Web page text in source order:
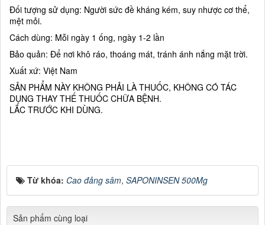
Đối tượng sử dụng: Người sức đề kháng kém, suy nhược cơ thể,
mệt mỏi.
Cách dùng: Mỗi ngày 1 ống, ngày 1-2 lần
Bảo quản: Để nơi khô ráo, thoáng mát, tránh ánh nắng mặt trời.
Xuất xứ: Việt Nam
SẢN PHẨM NÀY KHÔNG PHẢI LÀ THUỐC, KHÔNG CÓ TÁC
DỤNG THAY THẾ THUỐC CHỮA BỆNH.
LẮC TRƯỚC KHI DÙNG.
Từ khóa: Cao đảng sâm, SAPONINSEN 500Mg
Sản phẩm cùng loại